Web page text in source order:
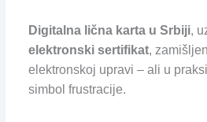
Digitalna lična karta u Srbiji,
elektronski sertifikat,
elektronskoj upravi – ali u
simbol frustracije.